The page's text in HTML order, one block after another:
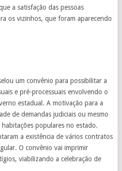
a satisfação das pessoas
os vizinhos, que foram aparecendo
um convênio para possibilitar a
e pré-processuais envolvendo o
estadual. A motivação para a
de demandas judiciais ou mesmo
populares no estado.
a existência de vários contratos
O convênio vai imprimir
viabilizando a celebração de